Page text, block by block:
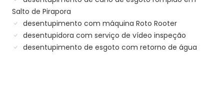
Salto de Pirapora
desentupimento com máquina Roto Rooter
desentupidora com serviço de vídeo inspeção
desentupimento de esgoto com retorno de água